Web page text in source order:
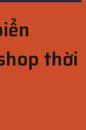
thời